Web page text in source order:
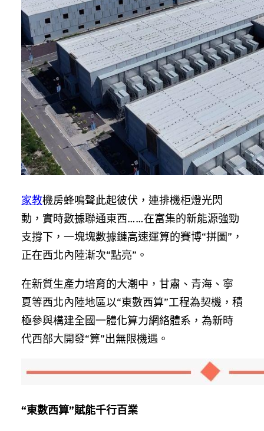
家教機房蜂鳴聲此起彼伏，連排機柜燈光閃
動，實時數據聯通東西……在富集的新能源強勁
支撐下，一塊塊數據鏈高速運算的賽博“拼圖”，
正在西北內陸漸次“點亮”。
在新質生產力培育的大潮中，甘肅、青海、寧
夏等西北內陸地區以“東數西算”工程為契機，積
極參與構建全國一體化算力網絡體系，為新時
代西部大開發“算”出無限機遇。
“東數西算”賦能千行百業